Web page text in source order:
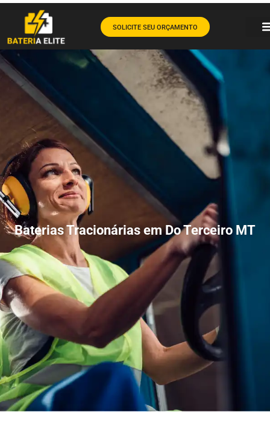
SOLICITE SEU ORÇAMENTO
Baterias Tracionárias em Do Terceiro MT